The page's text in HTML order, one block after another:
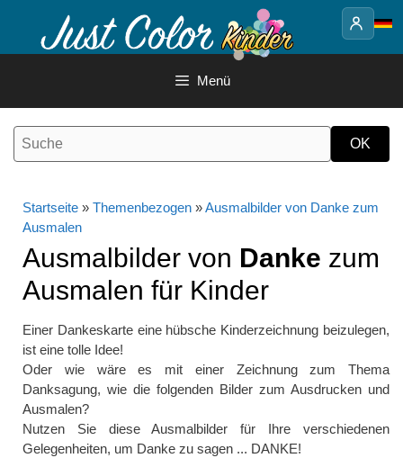
Inhalt
Menü
Startseite » Themenbezogen »Ausmalbilder von Danke zum
Ausmalen
Ausmalbilder von Danke zum
Ausmalen für Kinder
Einer Dankeskarte eine hübsche Kinderzeichnung beizulegen,
ist eine tolle Idee!
Oder wie wäre es mit einer Zeichnung zum Thema
Danksagung, wie die folgenden Bilder zum Ausdrucken und
Ausmalen?
Nutzen Sie diese Ausmalbilder für Ihre verschiedenen
Gelegenheiten, um Danke zu sagen ... DANKE!